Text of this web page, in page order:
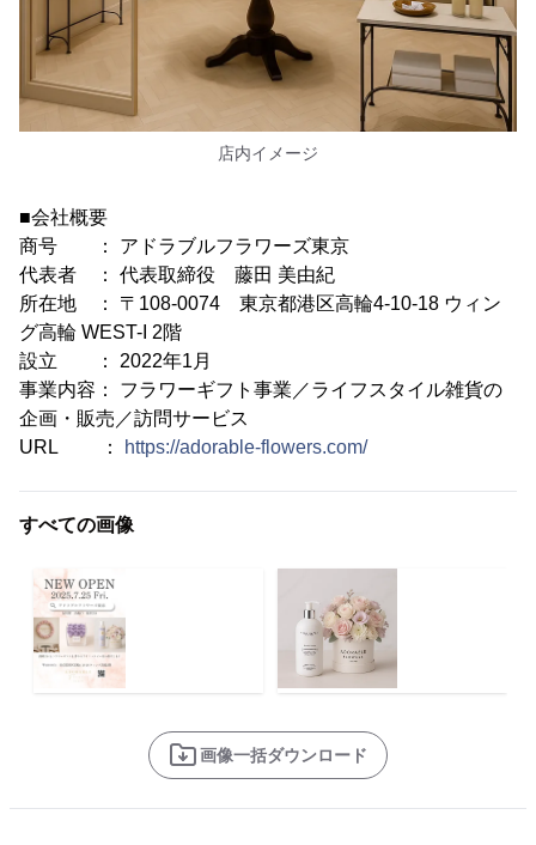
店内イメージ
■会社概要
商号 ： アドラブルフラワーズ東京
代表者 ： 代表取締役 藤田 美由紀
所在地 ： 〒108-0074 東京都港区高輪4-10-18 ウィン
グ高輪 WEST-I 2階
設立 ： 2022年1月
事業内容： フラワーギフト事業／ライフスタイル雑貨の
企画・販売／訪問サービス
URL ：
https://adorable-flowers.com/
すべての画像
画像一括ダウンロード